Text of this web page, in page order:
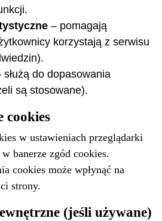
– pomagają
korzystają z serwisu
służą do dopasowania
są stosowane).
cookies
w ustawieniach przeglądarki
banerze zgód cookies.
cookies może wpłynąć na
strony.
(jeśli używane)